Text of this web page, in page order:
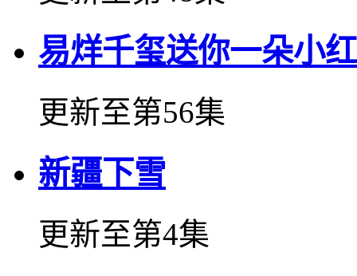
易烊千玺送你一朵小
更新至第56集
新疆下雪
更新至第4集